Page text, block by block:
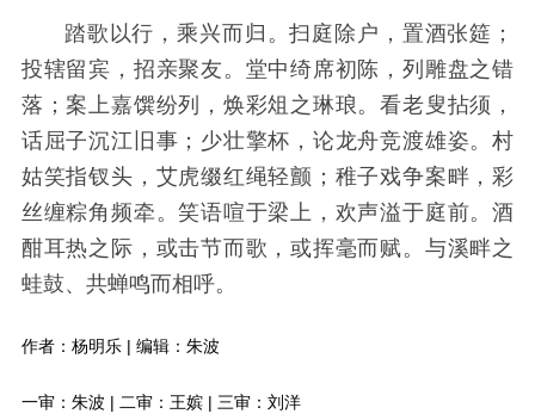
踏歌以行，乘兴而归。扫庭除户，置酒张筵；
投辖留宾，招亲聚友。堂中绮席初陈，列雕盘之错
落；案上嘉馔纷列，焕彩俎之琳琅。看老叟拈须，
话屈子沉江旧事；少壮擎杯，论龙舟竞渡雄姿。村
姑笑指钗头，艾虎缀红绳轻颤；稚子戏争案畔，彩
丝缠粽角频牵。笑语喧于梁上，欢声溢于庭前。酒
酣耳热之际，或击节而歌，或挥毫而赋。与溪畔之
蛙鼓、共蝉鸣而相呼。
作者：杨明乐 | 编辑：朱波
一审：朱波 | 二审：王嫔 | 三审：刘洋